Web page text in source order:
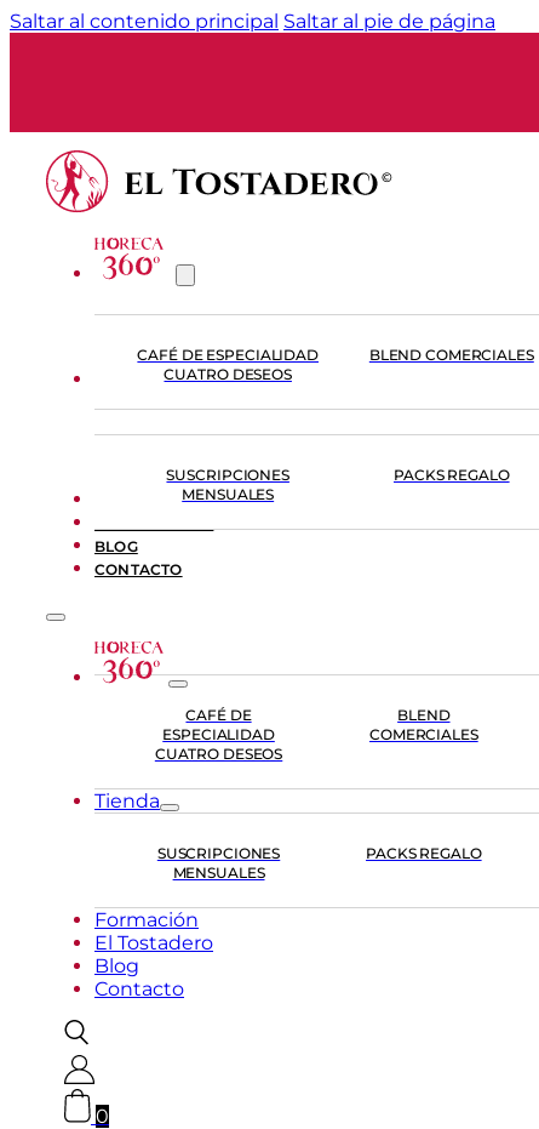
Saltar al contenido principal Saltar al pie de página
CAFÉ DE ESPECIALIDAD
CUATRO DESEOS
BLEND COMERCIALES
SUSCRIPCIONES
MENSUALES
PACKS REGALO
FORMACIÓN
BLOG
CONTACTO
CAFÉ DE
ESPECIALIDAD
CUATRO DESEOS
BLEND
COMERCIALES
Tienda
SUSCRIPCIONES
MENSUALES
PACKS REGALO
Formación
El Tostadero
Blog
Contacto
0